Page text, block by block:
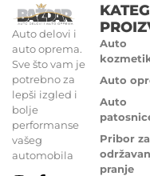
Auto delovi i
auto oprema.
Sve što vam je
potrebno za
lepši izgled i
bolje
performanse
vašeg
automobila
Auto
Auto
Auto
Pribor za
pranje